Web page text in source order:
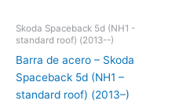
Skoda Spaceback 5d (NH1 -
standard roof) (2013--)
Barra de acero – Skoda
Spaceback 5d (NH1 –
standard roof) (2013–)